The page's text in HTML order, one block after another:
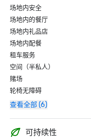
场地内安全
场地内的餐厅
场地内礼品店
场地内配餐
租车服务
空间（半私人）
赌场
轮椅无障碍
查看全部 (6)
可持续性